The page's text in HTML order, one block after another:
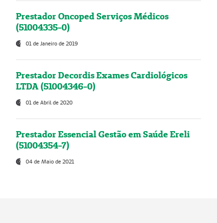
Prestador Oncoped Serviços Médicos
(51004335-0)
01 de Janeiro de 2019
Prestador Decordis Exames Cardiológicos
LTDA (51004346-0)
01 de Abril de 2020
Prestador Essencial Gestão em Saúde Ereli
(51004354-7)
04 de Maio de 2021